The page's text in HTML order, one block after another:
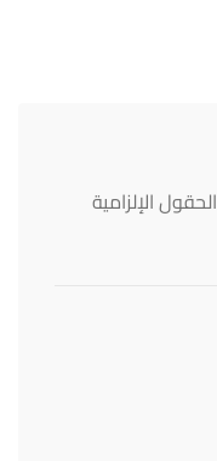
الحقول الإلزامية